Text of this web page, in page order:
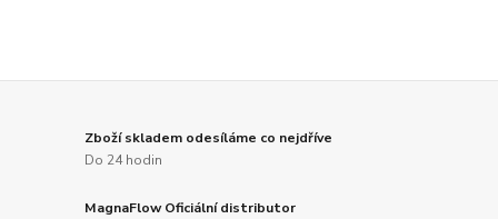
Zboží skladem odesíláme co nejdříve
Do 24 hodin
MagnaFlow Oficiální distributor